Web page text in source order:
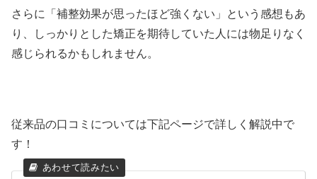
さらに「補整効果が思ったほど強くない」という感想もあ
り、しっかりとした矯正を期待していた人には物足りなく
感じられるかもしれません。
従来品の口コミについては下記ページで詳しく解説中で
す！